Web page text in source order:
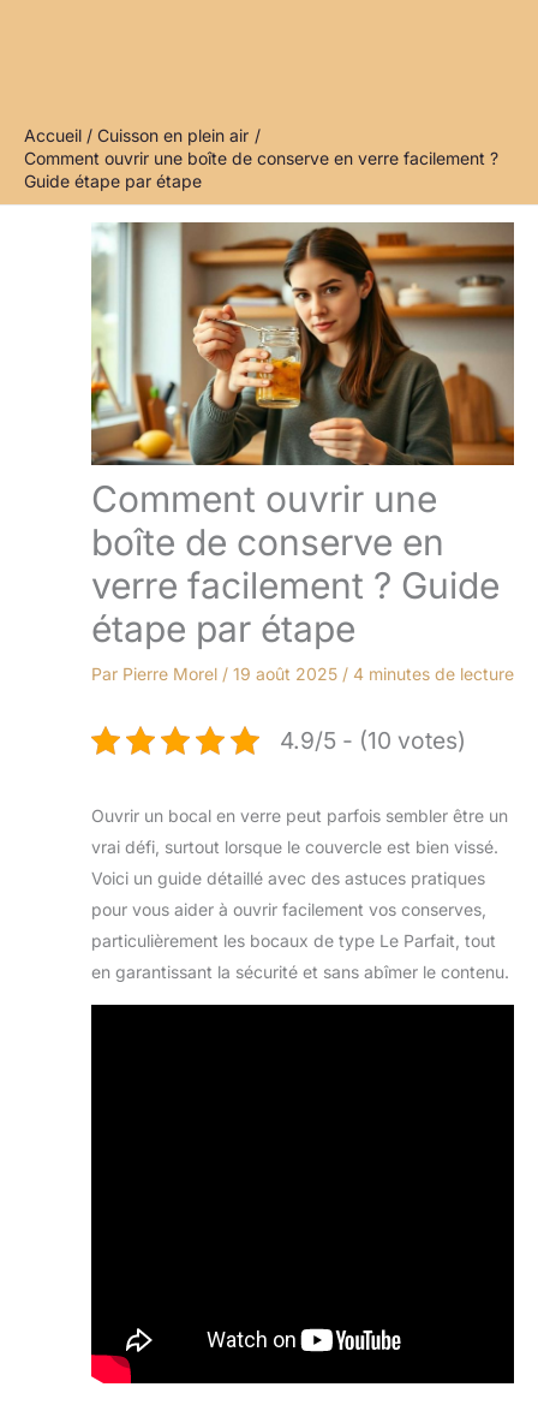
Accueil
Cuisson en plein air
Comment ouvrir une boîte de conserve en verre facilement ?
Guide étape par étape
Comment ouvrir une
boîte de conserve en
verre facilement ? Guide
étape par étape
Par Pierre Morel / 19 août 2025 / 4 minutes de lecture
4.9/5 - (10 votes)
Ouvrir un bocal en verre peut parfois sembler être un
vrai défi, surtout lorsque le couvercle est bien vissé.
Voici un guide détaillé avec des astuces pratiques
pour vous aider à ouvrir facilement vos conserves,
particulièrement les bocaux de type Le Parfait, tout
en garantissant la sécurité et sans abîmer le contenu.